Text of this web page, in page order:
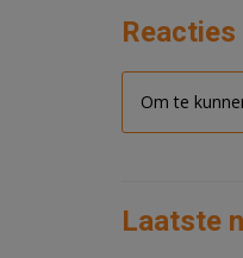
Reacties
Om te
Laatste